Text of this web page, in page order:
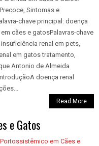
Sintomas e
chave principal: doença
cães e gatosPalavras-chave
renal em pets,
em gatos tratamento,
Antonio de Almeida
doença renal
Read More
e Gatos
em Cães e